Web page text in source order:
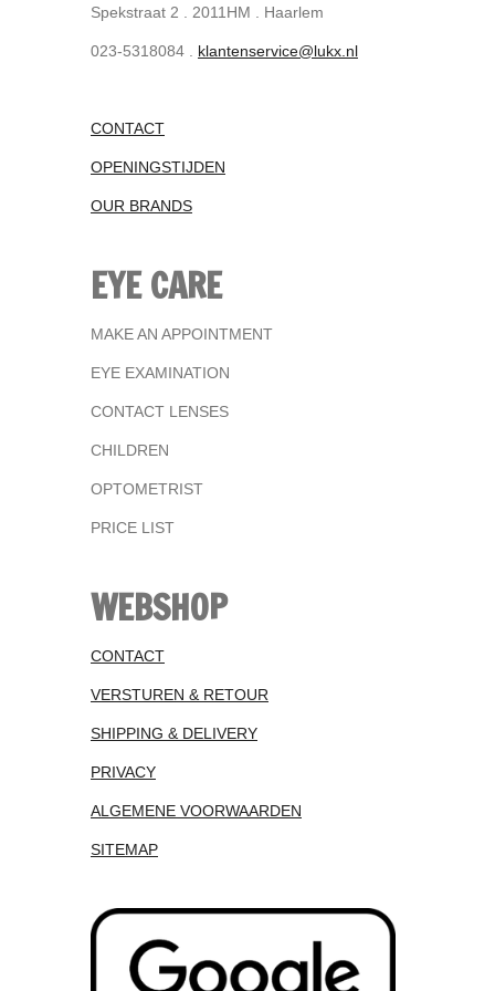
Spekstraat 2 . 2011HM . Haarlem
023-5318084 . klantenservice@lukx.nl
CONTACT
OPENINGSTIJDEN
OUR BRANDS
EYE CARE
MAKE AN APPOINTMENT
EYE EXAMINATION
CONTACT LENSES
CHILDREN
OPTOMETRIST
PRICE LIST
WEBSHOP
CONTACT
VERSTUREN & RETOUR
SHIPPING & DELIVERY
PRIVACY
ALGEMENE VOORWAARDEN
SITEMAP